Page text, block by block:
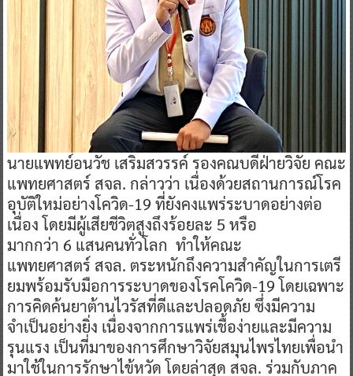
นายแพทย์อนวัช เสริมสวรรค์ รองคณบดีฝ่ายวิจัย คณะ
แพทยศาสตร์ สจล. กล่าวว่า เนื่องด้วยสถานการณ์โรค
อุบัติใหม่อย่างโควิด-19 ที่ยังคงแพร่ระบาดอย่างต่อ
เนื่อง โดยมีผู้เสียชีวิตสูงถึงร้อยละ 5 หรือ
มากกว่า 6 แสนคนทั่วโลก ทำให้คณะ
แพทยศาสตร์ สจล. ตระหนักถึงความสำคัญในการเตรี
ยมพร้อมรับมือการระบาดของโรคโควิด-19 โดยเฉพาะ
การคิดค้นยาต้านไวรัสที่ดีและปลอดภัย ซึ่งมีความ
จำเป็นอย่างยิ่ง เนื่องจากการแพร่เชื้อง่ายและมีความ
รุนแรง เป็นที่มาของการศึกษาวิจัยสมุนไพรไทยเพื่อนำ
มาใช้ในการรักษาไข้หวัด โดยล่าสุด สจล. ร่วมกับภาค